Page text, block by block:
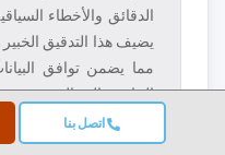
اتصل بنا
الدقائق والأخطاء
يضيف هذا التدقيق
مما يضمن توافق
الخاصة بالمجال.
تضمن عملية التحقق